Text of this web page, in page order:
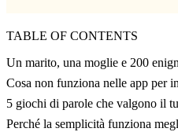
TABLE OF CONTENTS
Un marito, una moglie e 200
Cosa non funziona nelle app per
5 giochi di parole che valgono il
Perché la semplicità funziona